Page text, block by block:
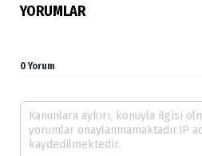
YORUMLAR
0 Yorum